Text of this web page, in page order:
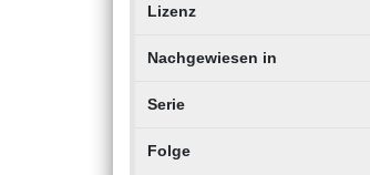
Lizenz
Nachgewiesen in
Serie
Folge